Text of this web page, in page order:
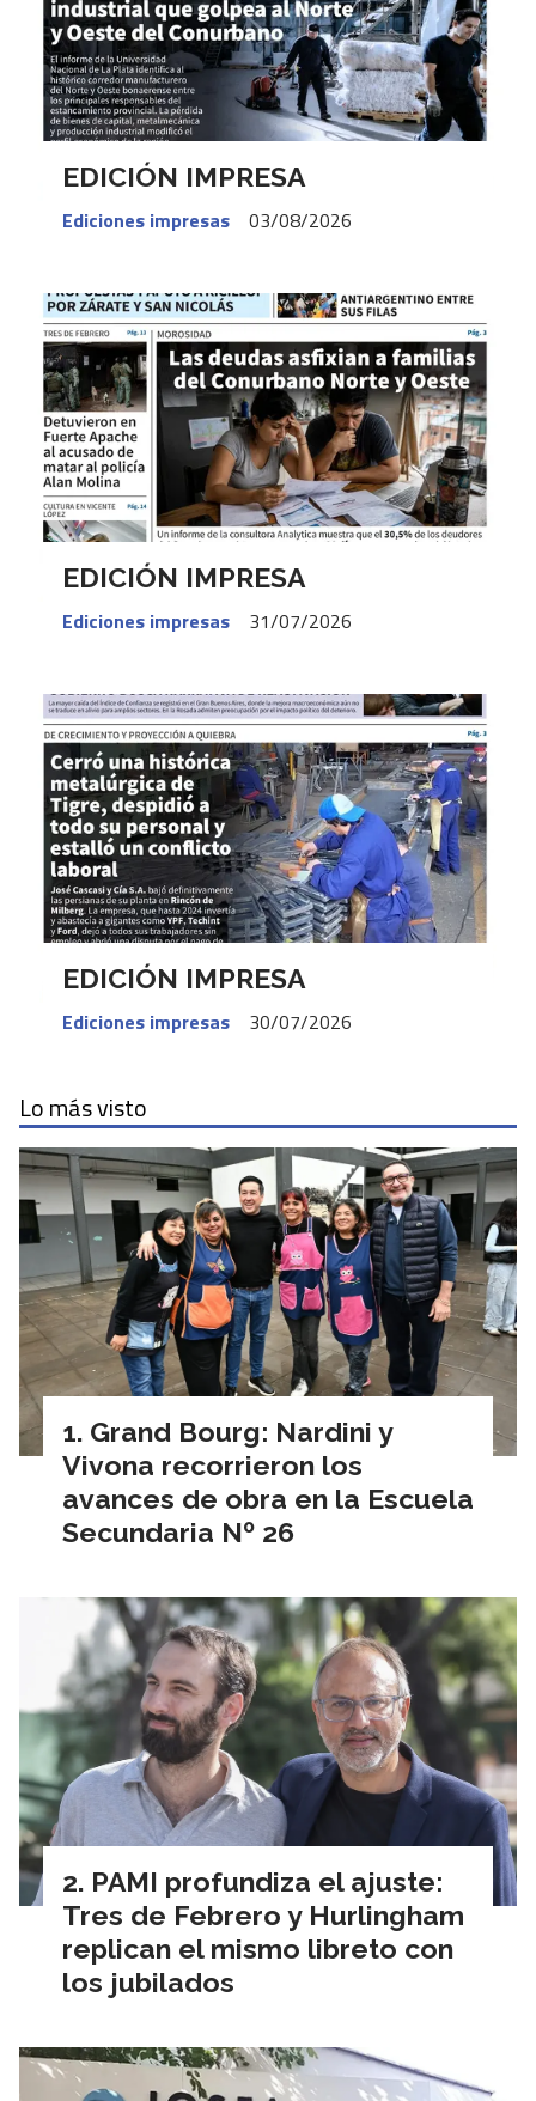
EDICIÓN IMPRESA
Ediciones impresas 03/08/2026
EDICIÓN IMPRESA
Ediciones impresas 31/07/2026
EDICIÓN IMPRESA
Ediciones impresas 30/07/2026
Lo más visto
Grand Bourg: Nardini y
Vivona recorrieron los
avances de obra en la Escuela
Secundaria Nº 26
PAMI profundiza el ajuste:
Tres de Febrero y Hurlingham
replican el mismo libreto con
los jubilados